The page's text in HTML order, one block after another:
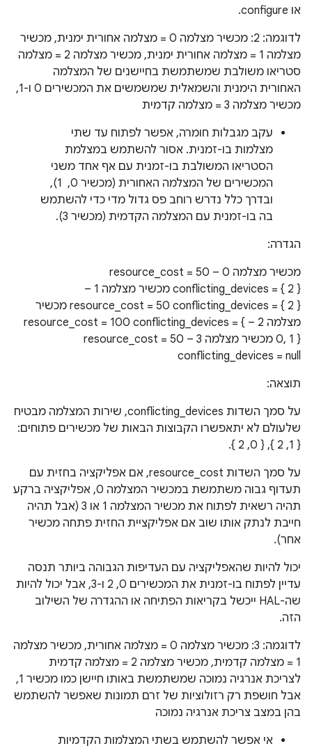
או configure.
לדוגמה: 2: מכשיר מצלמה 0 = מצלמה אחורית ימנית, מכשיר
מצלמה 1 = מצלמה אחורית ימנית, מכשיר מצלמה 2 = מצלמה
סטריאו משולבת שמשתמשת בחיישנים של המצלמה
האחורית הימנית והשמאלית שמשמשים את המכשירים 0 ו-1,
מכשיר מצלמה 3 = מצלמה קדמית
עקב מגבלות חומרה, אפשר לפתוח עד שתי
מצלמות בו-זמנית. אסור להשתמש במצלמת
הסטריאו המשולבת בו-זמנית עם אף אחד משני
המכשירים של המצלמה האחורית (מכשיר 0, ‏ 1),
ובדרך כלל נדרש רוחב פס גדול מדי כדי להשתמש
בה בו-זמנית עם המצלמה הקדמית (מכשיר 3).
הגדרה:
מכשיר מצלמה 0 – resource_cost = 50
conflicting_devices = { 2 } מכשיר מצלמה 1 –
resource_cost = 50 conflicting_devices = { 2 } מכשיר
מצלמה 2 – resource_cost = 100 conflicting_devices = {
0, 1 } מכשיר מצלמה 3 – resource_cost = 50
conflicting_devices = null
תוצאה:
על סמך השדות conflicting_devices, שירות המצלמה מבטיח
שלעולם לא יתאפשרו הקבוצות הבאות של מכשירים פתוחים:
{ 1, 2 },‏ { 0, 2 }.
על סמך השדות resource_cost, אם אפליקציה בחזית עם
תעדוף גבוה משתמשת במכשיר המצלמה 0, אפליקציה ברקע
תהיה רשאית לפתוח את מכשיר המצלמה 1 או 3 (אבל תהיה
חייבת לנתק אותו שוב אם אפליקציית החזית פתחה מכשיר
אחר).
יכול להיות שהאפליקציה עם העדיפות הגבוהה ביותר תנסה
עדיין לפתוח בו-זמנית את המכשירים 0, 2 ו-3, אבל יכול להיות
שה-HAL ייכשל בקריאות הפתיחה או ההגדרה של השילוב
הזה.
לדוגמה: 3: מכשיר מצלמה 0 = מצלמה אחורית, מכשיר מצלמה
1 = מצלמה קדמית, מכשיר מצלמה 2 = מצלמה קדמית
לצריכת אנרגיה נמוכה שמשתמשת באותו חיישן כמו מכשיר 1,
אבל חושפת רק רזולוציות של זרם תמונות שאפשר להשתמש
בהן במצב צריכת אנרגיה נמוכה
אי אפשר להשתמש בשתי המצלמות הקדמיות